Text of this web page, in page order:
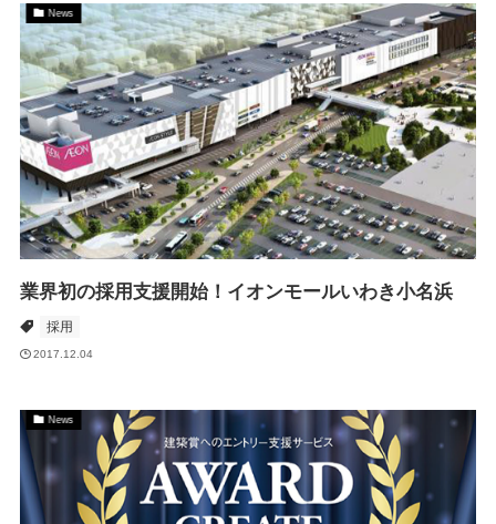
News
業界初の採用支援開始！イオンモールいわき小名浜
採用
2017.12.04
News